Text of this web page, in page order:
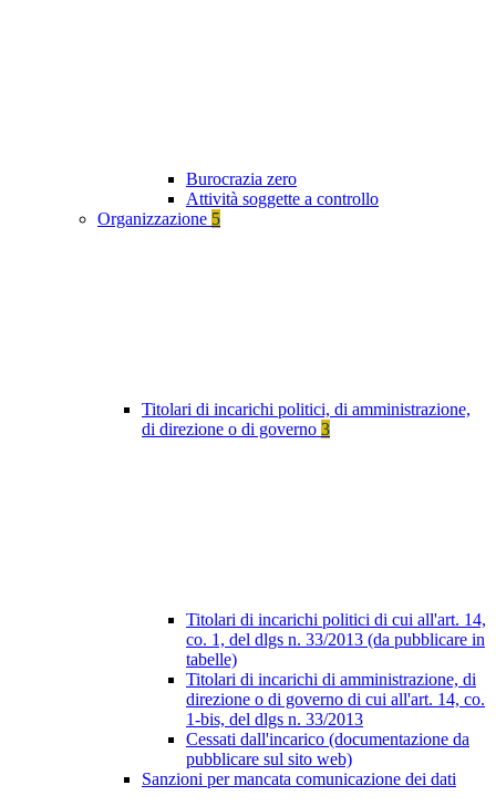
Burocrazia zero
Attività soggette a controllo
Organizzazione 5
Titolari di incarichi politici, di amministrazione,
di direzione o di governo 3
Titolari di incarichi politici di cui all'art. 14,
co. 1, del dlgs n. 33/2013 (da pubblicare in
tabelle)
Titolari di incarichi di amministrazione, di
direzione o di governo di cui all'art. 14, co.
1-bis, del dlgs n. 33/2013
Cessati dall'incarico (documentazione da
pubblicare sul sito web)
Sanzioni per mancata comunicazione dei dati